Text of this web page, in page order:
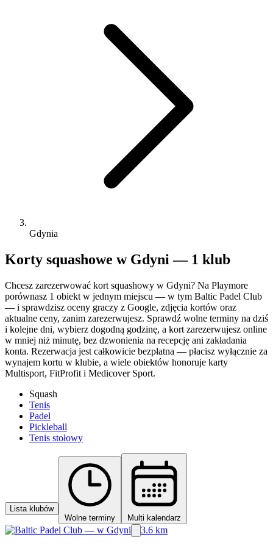
Gdynia
Korty squashowe w Gdyni — 1 klub
Chcesz zarezerwować kort squashowy w Gdyni? Na Playmore
porównasz 1 obiekt w jednym miejscu — w tym Baltic Padel Club
— i sprawdzisz oceny graczy z Google, zdjęcia kortów oraz
aktualne ceny, zanim zarezerwujesz. Sprawdź wolne terminy na dziś
i kolejne dni, wybierz dogodną godzinę, a kort zarezerwujesz online
w mniej niż minutę, bez dzwonienia na recepcję ani zakładania
konta. Rezerwacja jest całkowicie bezpłatna — płacisz wyłącznie za
wynajem kortu w klubie, a wiele obiektów honoruje karty
Multisport, FitProfit i Medicover Sport.
Squash
Tenis
Padel
Pickleball
Tenis stołowy
Lista klubów
Wolne terminy
Multi kalendarz
3.6 km